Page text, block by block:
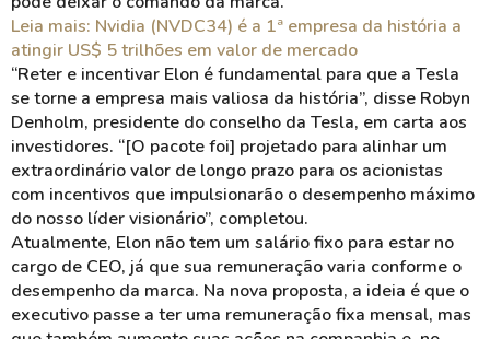
Leia mais: Nvidia (NVDC34) é a 1ª empresa da história a
atingir US$ 5 trilhões em valor de mercado
“Reter e incentivar Elon é fundamental para que a Tesla
se torne a empresa mais valiosa da história”, disse Robyn
Denholm, presidente do conselho da Tesla, em carta aos
investidores. “[O pacote foi] projetado para alinhar um
extraordinário valor de longo prazo para os acionistas
com incentivos que impulsionarão o desempenho máximo
do nosso líder visionário”, completou.
Atualmente, Elon não tem um salário fixo para estar no
cargo de CEO, já que sua remuneração varia conforme o
desempenho da marca. Na nova proposta, a ideia é que o
executivo passe a ter uma remuneração fixa mensal, mas